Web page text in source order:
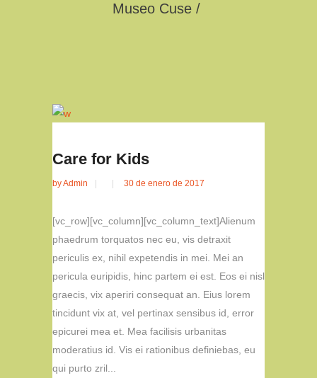
Museo Cuse /
Care for Kids
byAdmin 30 de enero de 2017
[vc_row][vc_column][vc_column_text]Alienum
phaedrum torquatos nec eu, vis detraxit
periculis ex, nihil expetendis in mei. Mei an
pericula euripidis, hinc partem ei est. Eos ei nisl
graecis, vix aperiri consequat an. Eius lorem
tincidunt vix at, vel pertinax sensibus id, error
epicurei mea et. Mea facilisis urbanitas
moderatius id. Vis ei rationibus definiebas, eu
qui purto zril...